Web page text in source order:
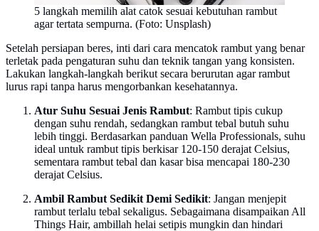
5 langkah memilih alat catok sesuai kebutuhan rambut
agar tertata sempurna. (Foto: Unsplash)
Setelah persiapan beres, inti dari cara mencatok rambut yang benar
terletak pada pengaturan suhu dan teknik tangan yang konsisten.
Lakukan langkah-langkah berikut secara berurutan agar rambut
lurus rapi tanpa harus mengorbankan kesehatannya.
Atur Suhu Sesuai Jenis Rambut: Rambut tipis cukup
dengan suhu rendah, sedangkan rambut tebal butuh suhu
lebih tinggi. Berdasarkan panduan Wella Professionals, suhu
ideal untuk rambut tipis berkisar 120-150 derajat Celsius,
sementara rambut tebal dan kasar bisa mencapai 180-230
derajat Celsius.
Ambil Rambut Sedikit Demi Sedikit: Jangan menjepit
rambut terlalu tebal sekaligus. Sebagaimana disampaikan All
Things Hair, ambillah helai setipis mungkin dan hindari